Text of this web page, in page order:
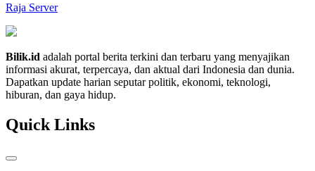
Raja Server
Bilik.id adalah portal berita terkini dan terbaru yang menyajikan
informasi akurat, terpercaya, dan aktual dari Indonesia dan dunia.
Dapatkan update harian seputar politik, ekonomi, teknologi,
hiburan, dan gaya hidup.
Quick Links